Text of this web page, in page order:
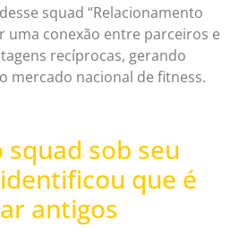
squad “Relacionamento
uma conexão entre parceiros e
recíprocas, gerando
mercado nacional de fitness.
sob seu
que é
antigos